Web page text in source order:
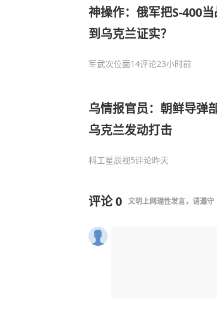
神操作：俄军把S-400
到乌克兰证实？
军武次位面14评论23小时前
乌情报官员：朝鲜导弹
乌克兰发动打击
科工星辰视5评论昨天
评论0 文明上网理性发言，请遵守